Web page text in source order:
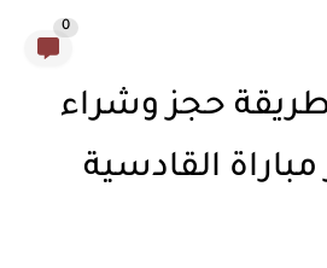
0
حجز وشراء
القادسية